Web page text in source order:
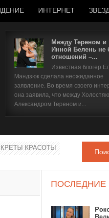
ИНТЕРНЕТ
Между Тереном и
Инной Белень не
отношений –...
Известная блогер
Мандзюк сделала неожиданное
заявление. Во время своего
она заявила, что между
Александром Тереном и...
КРАСОТЫ
ПОСЛЕДНИЕ
Забыли имя пользователя?